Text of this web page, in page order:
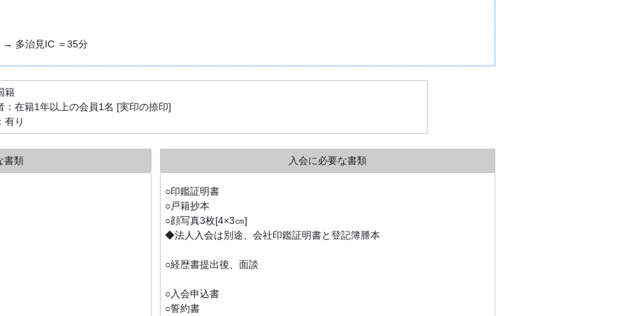
多治見IC ＝35分
籍
：在籍1年以上の会員1名 [実印の捺印]
有り
書類 入会に必要な書類
○印鑑証明書
○戸籍抄本
○顔写真3枚[4×3㎝]
◆法人入会は別途、会社印鑑証明書と登記簿謄本
○経歴書提出後、面談
○入会申込書
○誓約書